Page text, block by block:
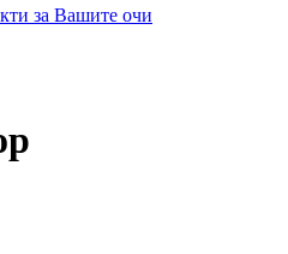
за Вашите очи